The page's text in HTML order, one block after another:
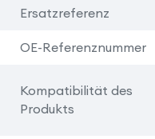
Ersatzreferenz
OE-Referenznummer
Kompatibilität des
Produkts